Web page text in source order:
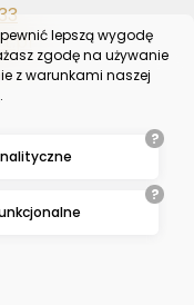
lepszą wygodę
zgodę na używanie
z warunkami naszej
.
?
?